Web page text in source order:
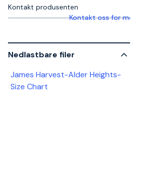
Kontakt produsenten
Kontakt oss for mer
Nedlastbare filer
James Harvest-Alder Heights-
Size Chart